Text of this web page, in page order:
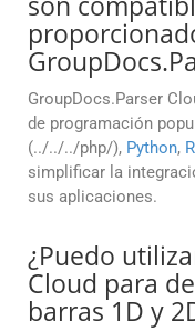
GroupDocs.Parser
de programación
(../../../php/), Python,
simplificar la
sus aplicaciones.
¿Puedo
Cloud para
barras 1D y